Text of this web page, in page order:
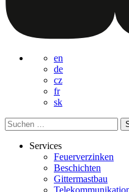
en
de
cz
fr
sk
Suchen
nach:
Services
Feuerverzinken
Beschichten
Gittermastbau